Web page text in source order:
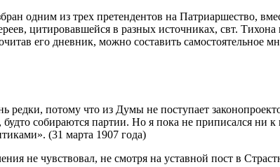
одним из трех претендентов на Патриаршество,
цитировавшейся в разных источниках, свт.
его дневник, можно составить самостоятельное
редки, потому что из Думы не поступает
собираются партии. Но я пока не приписался ни
(31 марта 1907 года)
не чувствовал, не смотря на уставной пост в